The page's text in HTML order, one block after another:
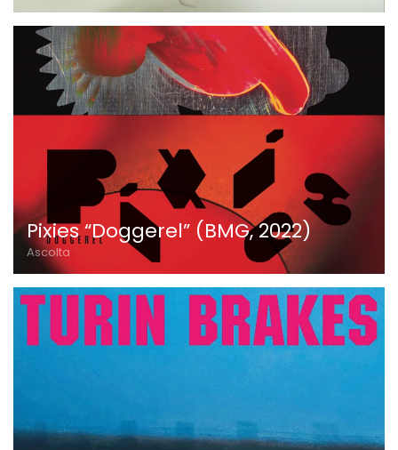
Pixies “Doggerel” (BMG, 2022)
Ascolta